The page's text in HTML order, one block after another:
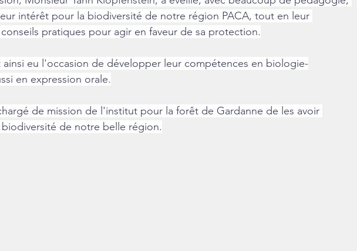
intérêt pour la biodiversité de notre région PACA, tout en leur
pratiques pour agir en faveur de sa protection.
ainsi eu l'occasion de développer leur compétences en biologie-
en expression orale.
de mission de l'institut pour la forêt de Gardanne de les avoir
biodiversité de notre belle région.